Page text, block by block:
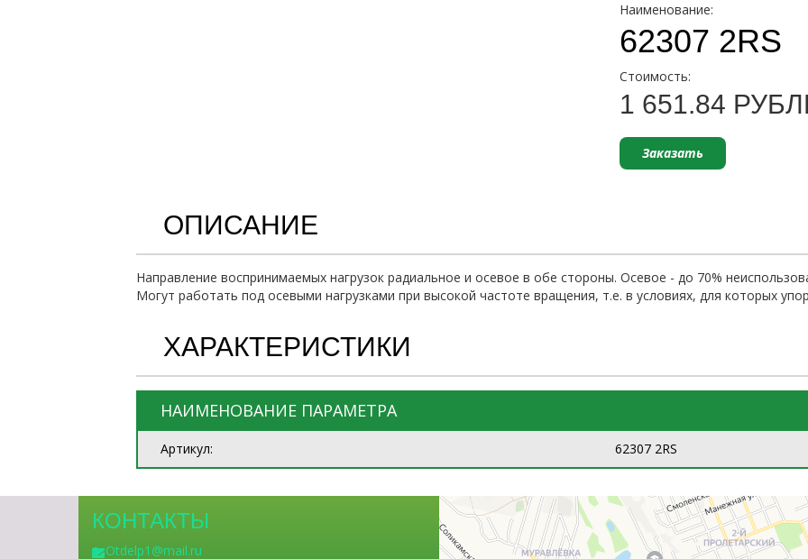
-
-
Наименование:
62307 2RS
Стоимость:
1 651.84
Заказать
ОПИСАНИЕ
Направление воспринимаемых нагрузок радиальное и осевое в обе стороны. Осевое - до 70%
Могут работать под осевыми нагрузками при высокой частоте вращения, т.е. в условиях, для которых
ХАРАКТЕРИСТИКИ
НАИМЕНОВАНИЕ ПАРАМЕТРА
Артикул: 62307 2RS
КОНТАКТЫ
Otdelp1@mail.ru